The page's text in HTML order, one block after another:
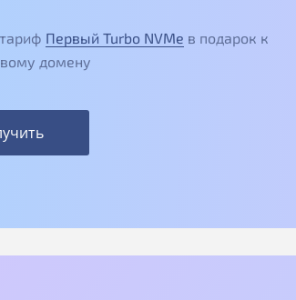
Первый Turbo NVMe в подарок к
домену